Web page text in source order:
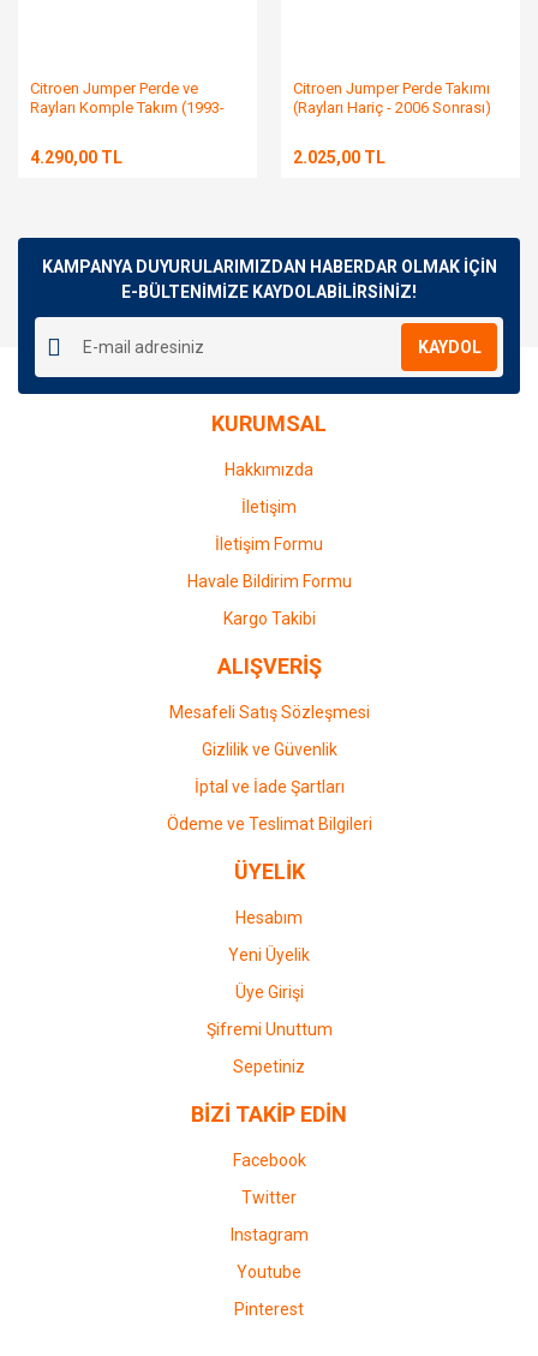
Citroen Jumper Perde ve
Rayları Komple Takım (1993-
4.290,00 TL
Citroen Jumper Perde Takımı
(Rayları Hariç - 2006 Sonrası)
2.025,00 TL
KAMPANYA DUYURULARIMIZDAN HABERDAR OLMAK İÇİN
E-BÜLTENİMİZE KAYDOLABİLİRSİNİZ!
KAYDOL
KURUMSAL
Hakkımızda
İletişim
İletişim Formu
Havale Bildirim Formu
Kargo Takibi
ALIŞVERİŞ
Mesafeli Satış Sözleşmesi
Gizlilik ve Güvenlik
İptal ve İade Şartları
Ödeme ve Teslimat Bilgileri
ÜYELİK
Hesabım
Yeni Üyelik
Üye Girişi
Şifremi Unuttum
Sepetiniz
BİZİ TAKİP EDİN
Facebook
Twitter
Instagram
Youtube
Pinterest